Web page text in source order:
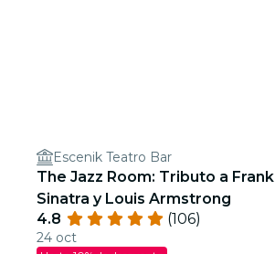
Escenik Teatro Bar
The Jazz Room: Tributo a Frank
Sinatra y Louis Armstrong
4.8
(106)
24 oct